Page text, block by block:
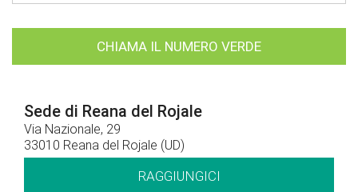
CHIAMA IL NUMERO VERDE
Sede di Reana del Rojale
Via Nazionale, 29
33010 Reana del Rojale (UD)
RAGGIUNGICI